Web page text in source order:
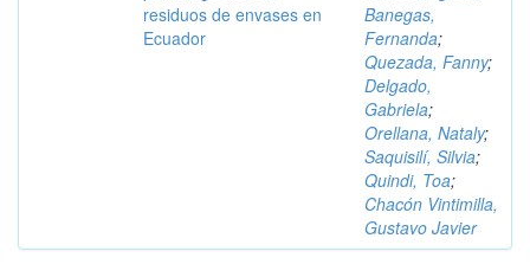
residuos de envases en
Ecuador
Banegas,
Fernanda;
Quezada, Fanny;
Delgado,
Gabriela;
Orellana, Nataly;
Saquisilí, Silvia;
Quindi, Toa;
Chacón Vintimilla,
Gustavo Javier